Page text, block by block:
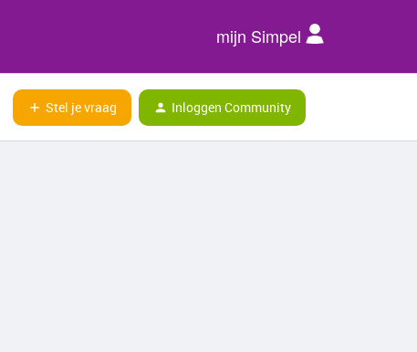
mijn Simpel
Stel je vraag Inloggen Community